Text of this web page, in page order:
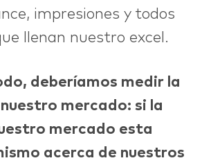
impresiones y todos
llenan nuestro excel.
deberíamos medir la
mercado: si la
mercado esta
acerca de nuestros